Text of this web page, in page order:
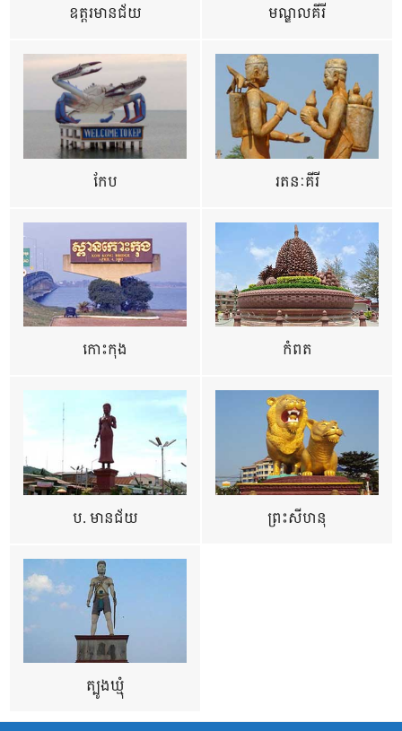
ឧត្ដរមានជ័យ មណ្ឌលគីរី
កែប រតនៈគីរី
កោះកុង កំពត
ប. មានជ័យ ព្រះសីហនុ
ត្បូងឃ្មុំ